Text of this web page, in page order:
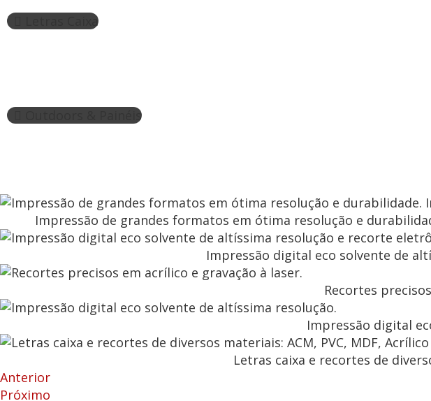
Letras Caixa
Outdoors & Painéis
Impressão de grandes formatos em ótima resolução e
Impressão digital eco solvente de
Recortes
Impressão digital
Letras caixa e recortes de
Anterior
Próximo